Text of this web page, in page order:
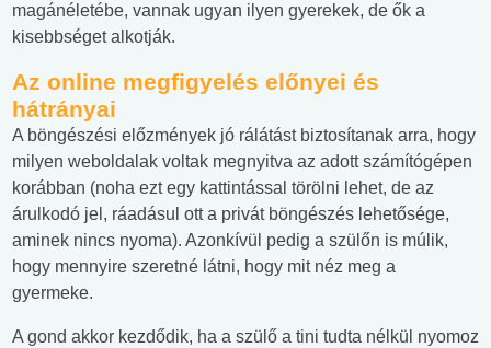
magánéletébe, vannak ugyan ilyen gyerekek, de ők a
kisebbséget alkotják.
Az online megfigyelés előnyei és
hátrányai
A böngészési előzmények jó rálátást biztosítanak arra, hogy
milyen weboldalak voltak megnyitva az adott számítógépen
korábban (noha ezt egy kattintással törölni lehet, de az
árulkodó jel, ráadásul ott a privát böngészés lehetősége,
aminek nincs nyoma). Azonkívül pedig a szülőn is múlik,
hogy mennyire szeretné látni, hogy mit néz meg a
gyermeke.
A gond akkor kezdődik, ha a szülő a tini tudta nélkül nyomoz